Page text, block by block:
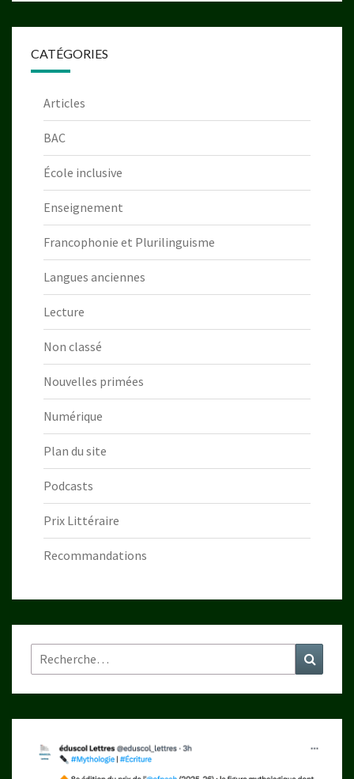
CATÉGORIES
Articles
BAC
École inclusive
Enseignement
Francophonie et Plurilinguisme
Langues anciennes
Lecture
Non classé
Nouvelles primées
Numérique
Plan du site
Podcasts
Prix Littéraire
Recommandations
Rechercher :